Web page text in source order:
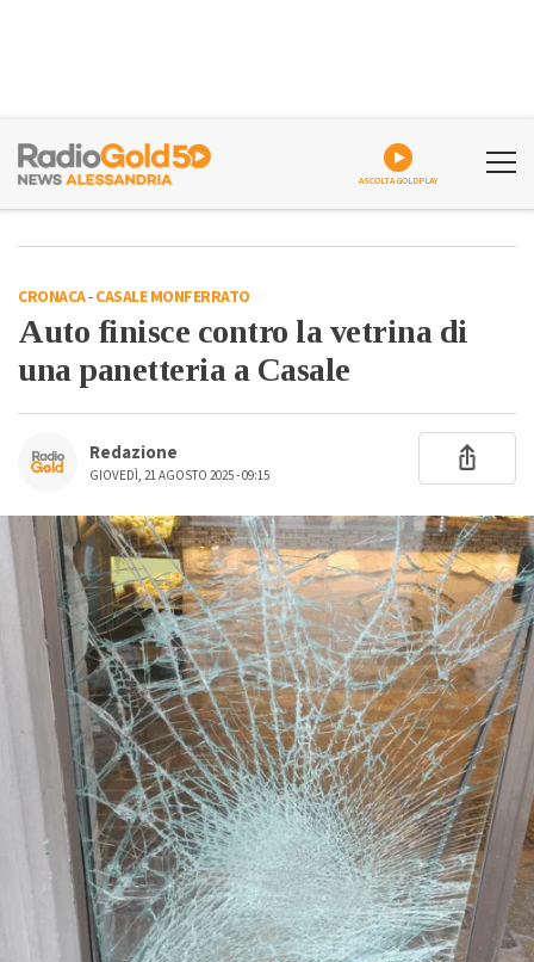
CRONACA-CASALE MONFERRATO
Auto finisce contro la vetrina di
una panetteria a Casale
Redazione
GIOVEDÌ, 21 AGOSTO 2025 - 09:15